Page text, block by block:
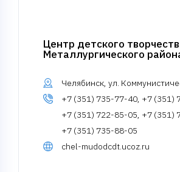
Центр детского
Металлургического
Челябинск, ул.
+7 (351) 735-77-40, +7 (351)
+7 (351) 722-85-05, +7 (351)
+7 (351) 735-88-05
chel-mudodcdt.ucoz.ru